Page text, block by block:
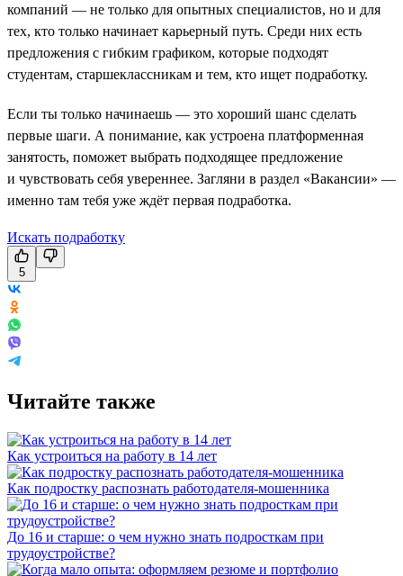
компаний — не только для опытных специалистов, но и для
тех, кто только начинает карьерный путь. Среди них есть
предложения с гибким графиком, которые подходят
студентам, старшеклассникам и тем, кто ищет подработку.
Если ты только начинаешь — это хороший шанс сделать
первые шаги. А понимание, как устроена платформенная
занятость, поможет выбрать подходящее предложение
и чувствовать себя увереннее. Загляни в раздел «Вакансии» —
именно там тебя уже ждёт первая подработка.
Искать подработку
5
Читайте также
Как устроиться на работу в 14 лет
Как подростку распознать работодателя-мошенника
До 16 и старше: о чем нужно знать подросткам при
трудоустройстве?